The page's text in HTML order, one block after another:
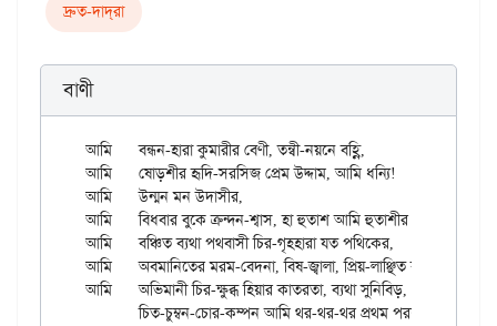
দ্রুত-দাদ্‌রা
বাণী
আমি	বন্ধন-হারা কুমারীর বেণী, তন্বী-নয়নে বহ্ণি,
আমি	ষোড়শীর হৃদি-সরসিজ প্রেম উদ্দাম, আমি ধন্যি!
আমি	উন্মন মন উদাসীর,
আমি	বিধবার বুকে ক্রন্দন-শ্বাস, হা হুতাশ আমি হুতাশীর।
আমি	বঞ্চিত ব্যথা পথবাসী চির-গৃহহারা যত পথিকের,
আমি	অবমানিতের মরম-বেদনা, বিষ-জ্বালা, প্রিয়-লাঞ্ছিত বুকে গতি ফের!
আমি	অভিমানী চির-ক্ষুব্ধ হিয়ার কাতরতা, ব্যথা সুনিবিড়,
	চিত-চুম্বন-চোর-কম্পন আমি থর-থর-থর প্রথম পরশ কুমারীর!